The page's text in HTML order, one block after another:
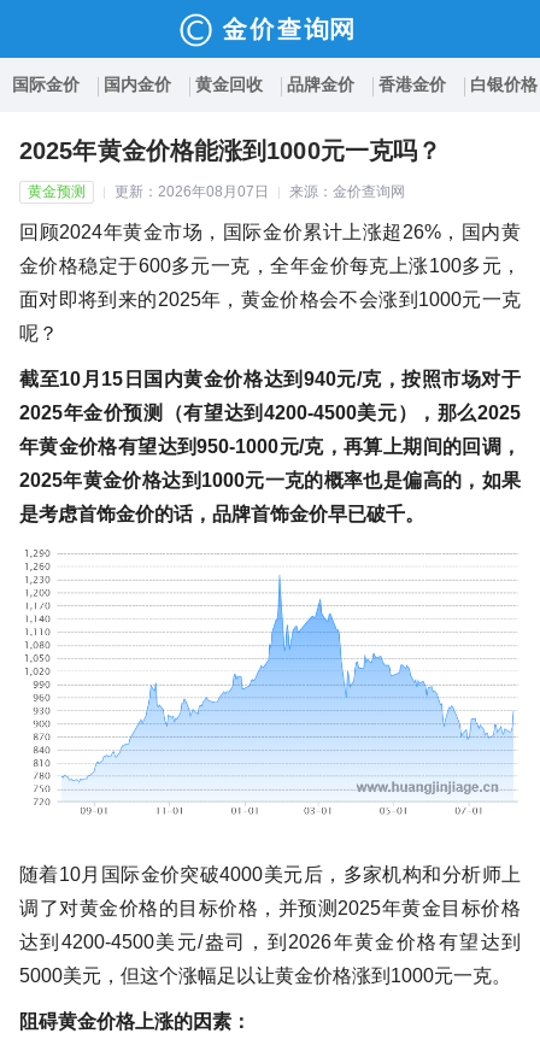
国际金价 国内金价 黄金回收 品牌金价 香港金价 白银价格
2025年黄金价格能涨到1000元一克吗？
黄金预测 更新：2026年08月07日 来源：金价查询网
回顾2024年黄金市场，国际金价累计上涨超26%，国内黄
金价格稳定于600多元一克，全年金价每克上涨100多元，
面对即将到来的2025年，黄金价格会不会涨到1000元一克
呢？
截至10月15日国内黄金价格达到940元/克，按照市场对于
2025年金价预测（有望达到4200-4500美元），那么2025
年黄金价格有望达到950-1000元/克，再算上期间的回调，
2025年黄金价格达到1000元一克的概率也是偏高的，如果
是考虑首饰金价的话，品牌首饰金价早已破千。
随着10月国际金价突破4000美元后，多家机构和分析师上
调了对黄金价格的目标价格，并预测2025年黄金目标价格
达到4200-4500美元/盎司，到2026年黄金价格有望达到
5000美元，但这个涨幅足以让黄金价格涨到1000元一克。
阻碍黄金价格上涨的因素：